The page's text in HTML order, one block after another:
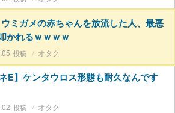
ウミガメの赤ちゃんを放流した人、最悪
かれるｗｗｗｗ
オタク
ネE】ケンタウロス形態も耐久なんです
オタク